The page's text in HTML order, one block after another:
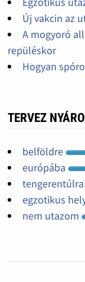
Új vakcin az
A mogyoró
repüléskor
Hogyan
TERVEZ
belföldre
európába
tengerentúlra
egzotikus
nem utazom